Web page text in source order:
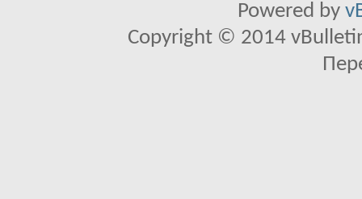
Powered by
Copyright © 2014